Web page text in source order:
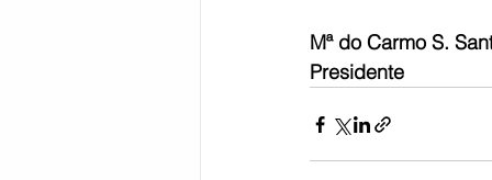
Mª do Carmo S.
Presidente